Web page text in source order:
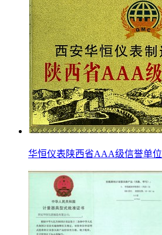
华恒仪表陕西省AAA级信誉单位